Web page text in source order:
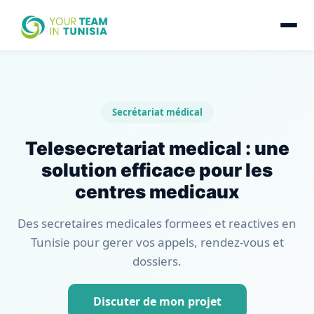
Secrétariat médical
Telesecretariat medical : une
solution efficace pour les
centres medicaux
Des secretaires medicales formees et reactives en
Tunisie pour gerer vos appels, rendez-vous et
dossiers.
Discuter de mon projet